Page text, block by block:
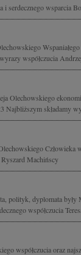
i serdecznego wsparcia
współczucia
Olechowskiego
składamy
Człowieka
Ryszard Machińscy
polityk, dyplomata
współczucia
współczucia oraz